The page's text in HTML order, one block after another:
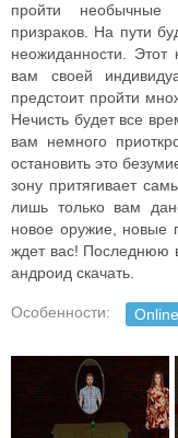
пройти необычные
призраков. На пути
неожиданности. Этот
вам своей
предстоит пройти
Нечисть будет все
вам немного
остановить это
зону притягивает
лишь только вам
новое оружие, новые
ждет вас! Последнюю
андроид скачать.
Особенности: Online